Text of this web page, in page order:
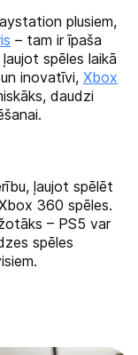
plusiem,
– tam ir īpaša
spēles laikā
inovatīvi, Xbox
daudzi
ļaujot spēlēt
360 spēles.
– PS5 var
spēles